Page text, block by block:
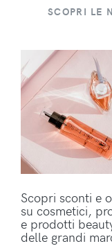
SCOPRI LE
Scopri sconti e
su cosmetici,
e prodotti
delle grandi